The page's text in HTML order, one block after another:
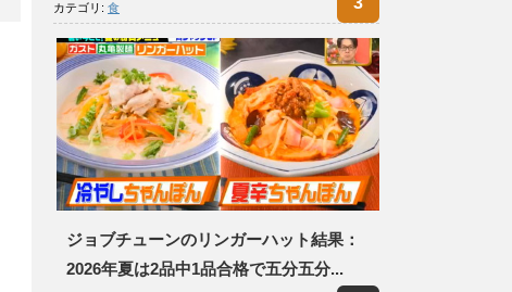
カテゴリ: 食
ジョブチューンのリンガーハット結果：
2026年夏は2品中1品合格で五分五分...